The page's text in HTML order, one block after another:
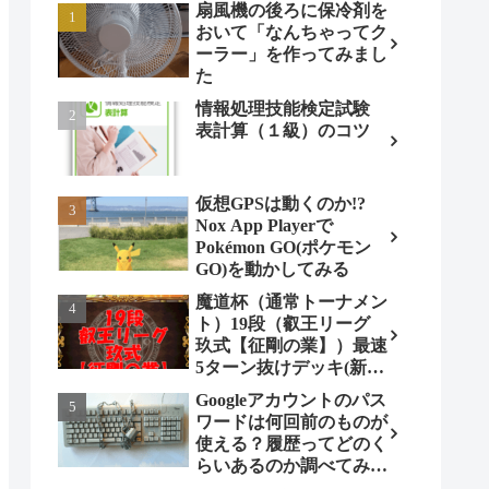
扇風機の後ろに保冷剤を
おいて「なんちゃってク
ーラー」を作ってみまし
た
情報処理技能検定試験
表計算（１級）のコツ
仮想GPSは動くのか!?
Nox App Playerで
Pokémon GO(ポケモン
GO)を動かしてみる
魔道杯（通常トーナメン
ト）19段（叡王リーグ
玖式【征剛の業】）最速
5ターン抜けデッキ(新パ
ターン)!
Googleアカウントのパス
ワードは何回前のものが
使える？履歴ってどのく
らいあるのか調べてみま